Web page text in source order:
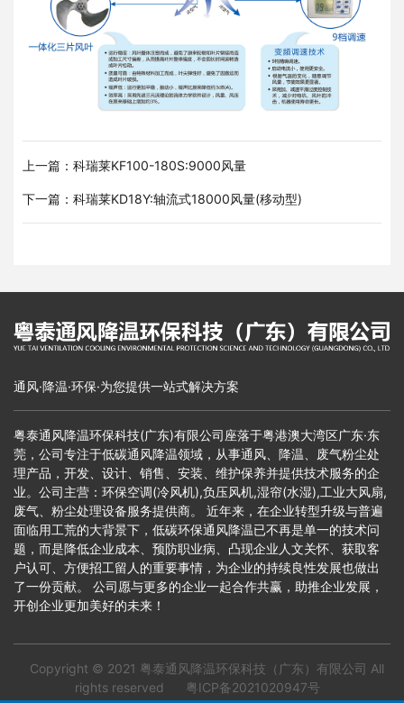
上一篇：科瑞莱KF100-180S:9000风量
下一篇：科瑞莱KD18Y:轴流式18000风量(移动型)
通风·降温·环保·为您提供一站式解决方案
粤泰通风降温环保科技(广东)有限公司座落于粤港澳大湾区广东·东
莞，公司专注于低碳通风降温领域，从事通风、降温、废气粉尘处
理产品，开发、设计、销售、安装、维护保养并提供技术服务的企
业。公司主营：环保空调(冷风机),负压风机,湿帘(水湿),工业大风扇,
废气、粉尘处理设备服务提供商。 近年来，在企业转型升级与普遍
面临用工荒的大背景下，低碳环保通风降温已不再是单一的技术问
题，而是降低企业成本、预防职业病、凸现企业人文关怀、获取客
户认可、方便招工留人的重要事情，为企业的持续良性发展也做出
了一份贡献。 公司愿与更多的企业一起合作共赢，助推企业发展，
开创企业更加美好的未来！
Copyright © 2021 粤泰通风降温环保科技（广东）有限公司 All
rights reserved
粤ICP备2021020947号